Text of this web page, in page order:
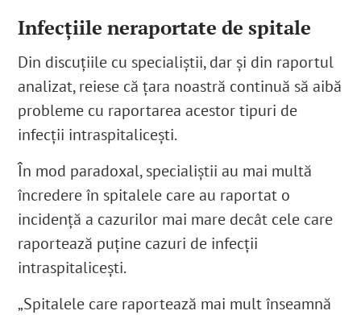
Infecțiile neraportate de spitale
Din discuțiile cu specialiștii, dar și din raportul
analizat, reiese că țara noastră continuă să aibă
probleme cu raportarea acestor tipuri de
infecții intraspitalicești.
În mod paradoxal, specialiștii au mai multă
încredere în spitalele care au raportat o
incidență a cazurilor mai mare decât cele care
raportează puține cazuri de infecții
intraspitalicești.
„Spitalele care raportează mai mult înseamnă